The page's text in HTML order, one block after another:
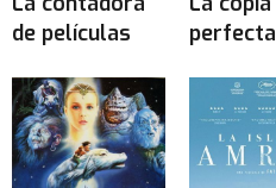
de películas
perfecta